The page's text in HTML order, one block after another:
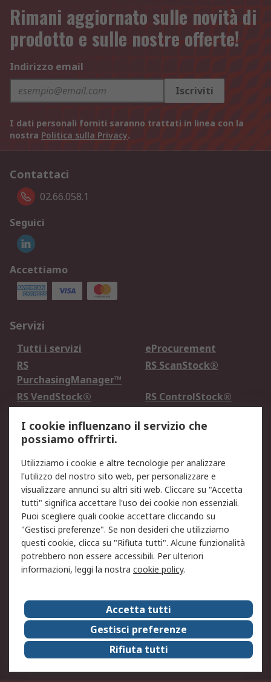
Rimani aggiornato sulle novità di
prodotto e sulle nostre offerte!
Indirizzo email
Iscriviti
I dati personali forniti saranno trattati in linea con la
nostra Politica sulla Privacy.
Contattaci
02.66.058.1
Seguici
Accettiamo
Servizi
Tutti i servizi
eProcurement
RS
PurchasingManager™
RS ScanStock®
RS VendStock®
RS ControlStock®
Legale
Informativa Cookie
Informativa Privacy -
Aggiornata
Email Security
Termini d'uso
Condizioni di vendita
Condizioni generali di
servizio
Etica e responsabilità
Chi Siamo
Chi Siamo
Contattaci
Supporto
ESG
Carriere
RS Group
Press Centre
Discovery: il Blog di RS
I cookie influenzano il servizio che
possiamo offrirti.
Utilizziamo i cookie e altre tecnologie per analizzare
l'utilizzo del nostro sito web, per personalizzare e
visualizzare annunci su altri siti web. Cliccare su "Accetta
tutti" significa accettare l'uso dei cookie non essenziali.
Puoi scegliere quali cookie accettare cliccando su
"Gestisci preferenze". Se non desideri che utilizziamo
questi cookie, clicca su "Rifiuta tutti". Alcune funzionalità
potrebbero non essere accessibili. Per ulteriori
informazioni, leggi la nostra cookie policy.
Accetta tutti
Gestisci preferenze
Rifiuta tutti